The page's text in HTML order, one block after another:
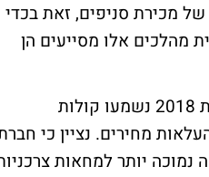
מכירת סניפים, זאת בכדי
מהלכים אלו מסייעים הן
שנים רבות חלפו מאז ימי המחאה החברתית של 2011, אך רק במהלך שנת 2018 נשמעו קולות
מחירים. נציין כי
יותר למחאות